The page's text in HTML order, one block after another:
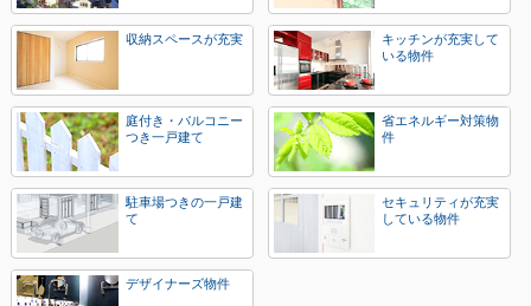
収納スペースが充実
キッチンが充実して
いる物件
庭付き・バルコニー
つき一戸建て
省エネルギー対策物
件
駐車場つきの一戸建
て
セキュリティが充実
している物件
デザイナーズ物件